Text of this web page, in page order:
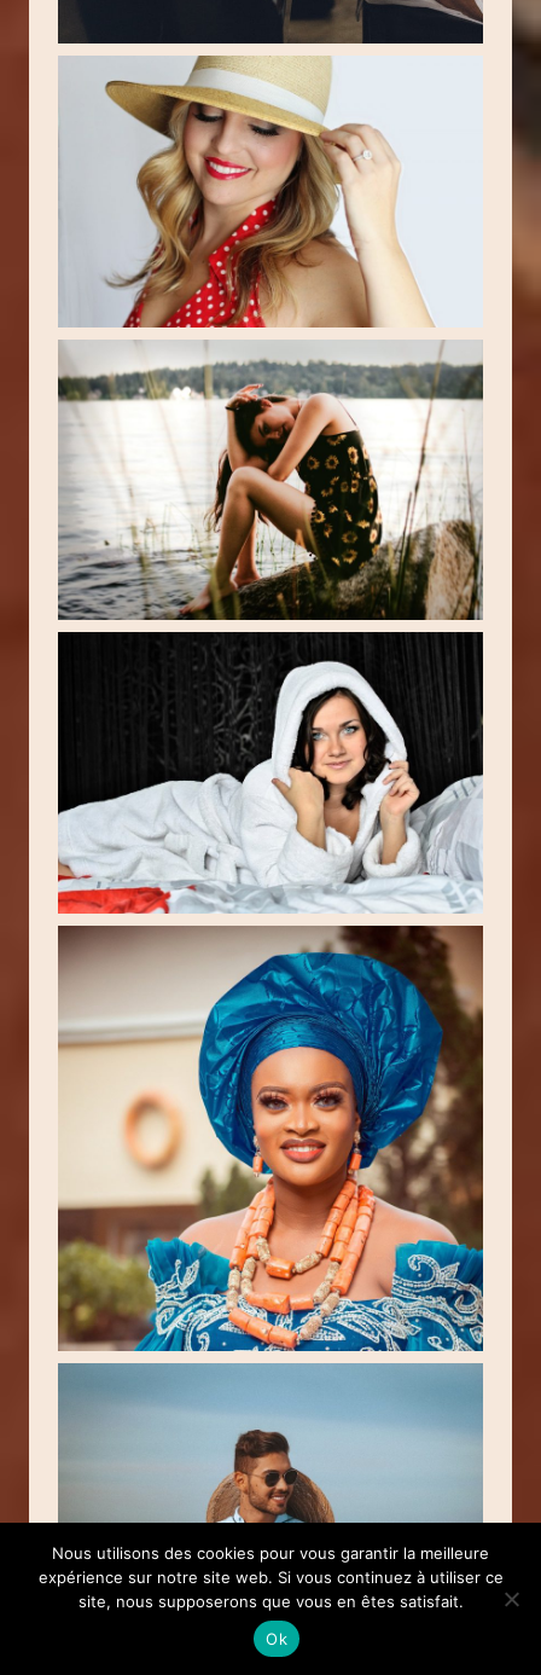
Nous utilisons des cookies pour vous garantir la meilleure
expérience sur notre site web. Si vous continuez à utiliser ce
site, nous supposerons que vous en êtes satisfait.
Ok